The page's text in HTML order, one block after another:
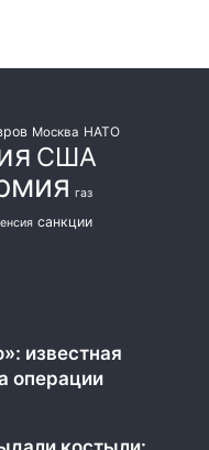
Москва НАТО
США
газ
санкции
известная
операции